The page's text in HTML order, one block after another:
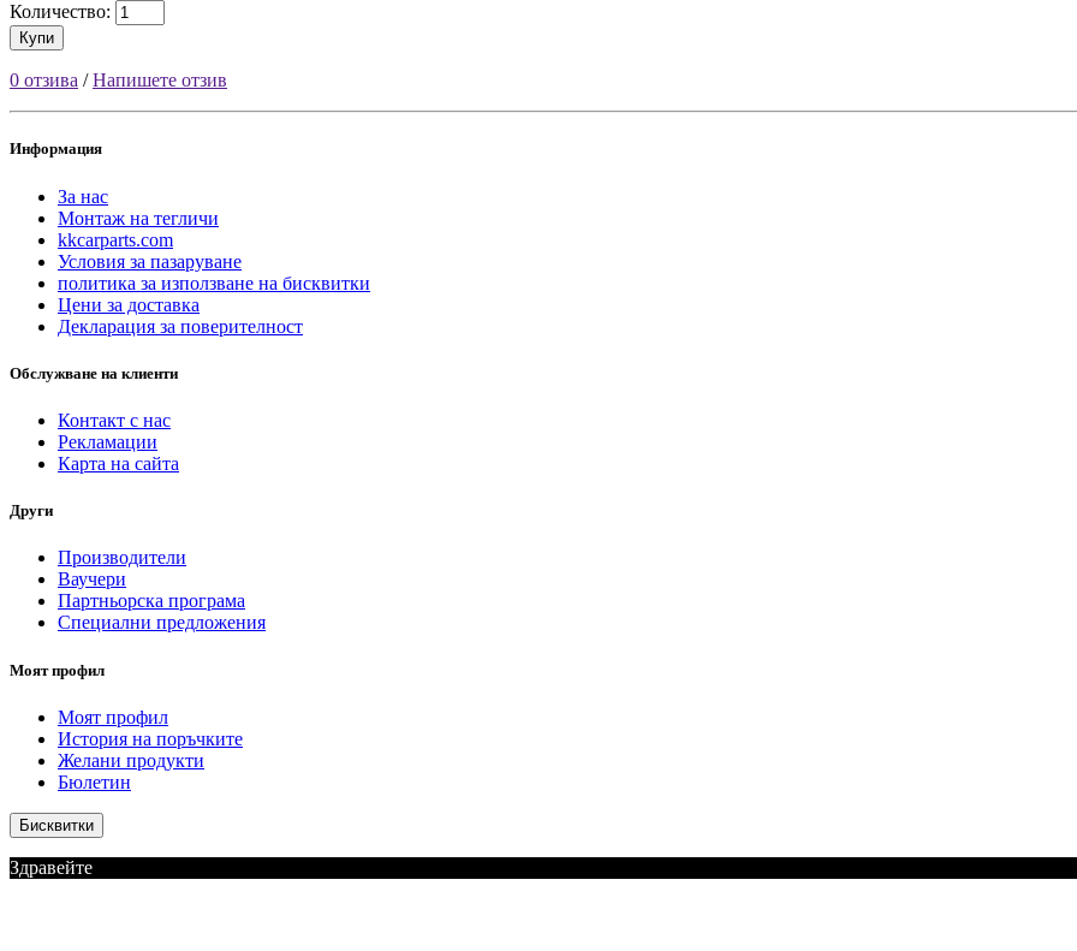
Количество:
Купи
0 отзива /Напишете отзив
Информация
За нас
Монтаж на тегличи
kkcarparts.com
Условия за пазаруване
политика за използване на бисквитки
Цени за доставка
Декларация за поверителност
Обслужване на клиенти
Контакт с нас
Рекламации
Карта на сайта
Други
Производители
Ваучери
Партньорска програма
Специални предложения
Моят профил
Моят профил
История на поръчките
Желани продукти
Бюлетин
Бисквитки
Здравейте